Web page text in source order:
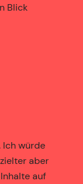
Blick
Ich würde
aber
auf